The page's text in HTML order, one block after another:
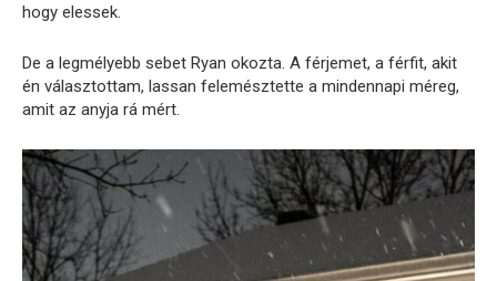
hogy elessek.
De a legmélyebb sebet Ryan okozta. A férjemet, a férfit, akit
én választottam, lassan felemésztette a mindennapi méreg,
amit az anyja rá mért.